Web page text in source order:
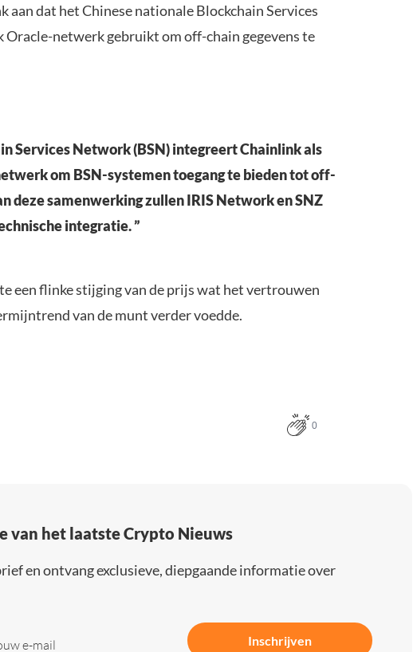
aan dat het Chinese nationale Blockchain Services
netwerk gebruikt om off-chain gegevens te
Services Network (BSN) integreert Chainlink als
om BSN-systemen toegang te bieden tot off-
deze samenwerking zullen IRIS Network en SNZ
integratie. ”
een flinke stijging van de prijs wat het vertrouwen
van de munt verder voedde.
0
van het laatste Crypto Nieuws
en ontvang exclusieve, diepgaande informatie over
e-mail Inschrijven